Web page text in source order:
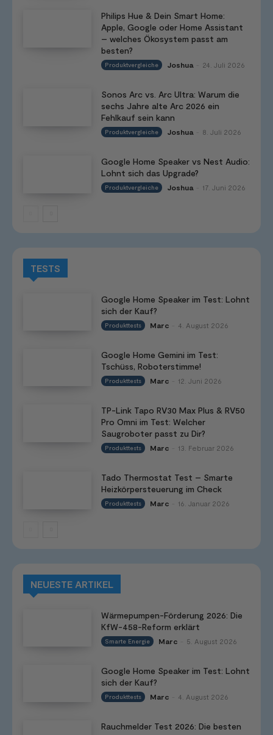
Philips Hue & Dein Smart Home:
Apple, Google oder Home Assistant
– welches Ökosystem passt am
besten?
Produktvergleiche Joshua 24. Juli 2026
Sonos Arc vs. Arc Ultra: Warum die
sechs Jahre alte Arc 2026 ein
Fehlkauf sein kann
Produktvergleiche Joshua 8. Juli 2026
Google Home Speaker vs Nest Audio:
Lohnt sich das Upgrade?
Produktvergleiche Joshua 17. Juni 2026
TESTS
Google Home Speaker im Test: Lohnt
sich der Kauf?
Produkttests Marc 4. August 2026
Google Home Gemini im Test:
Tschüss, Roboterstimme!
Produkttests Marc 12. Juni 2026
TP-Link Tapo RV30 Max Plus & RV50
Pro Omni im Test: Welcher
Saugroboter passt zu Dir?
Produkttests Marc 13. Februar 2026
Tado Thermostat Test – Smarte
Heizkörpersteuerung im Check
Produkttests Marc 16. Januar 2026
NEUESTE ARTIKEL
Wärmepumpen-Förderung 2026: Die
KfW-458-Reform erklärt
Smarte Energie Marc 5. August 2026
Google Home Speaker im Test: Lohnt
sich der Kauf?
Produkttests Marc 4. August 2026
Rauchmelder Test 2026: Die besten